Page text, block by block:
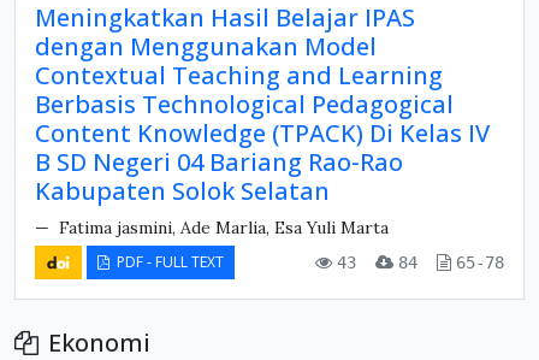
Meningkatkan Hasil Belajar IPAS
dengan Menggunakan Model
Contextual Teaching and Learning
Berbasis Technological Pedagogical
Content Knowledge (TPACK) Di Kelas IV
B SD Negeri 04 Bariang Rao-Rao
Kabupaten Solok Selatan
Fatima jasmini, Ade Marlia, Esa Yuli Marta
PDF - FULL TEXT 43 84 65-78
Ekonomi